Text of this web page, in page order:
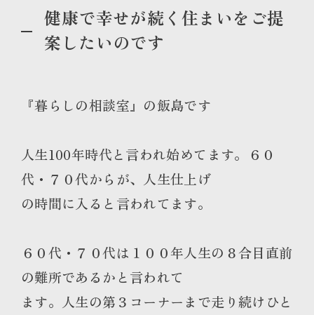
健康で幸せが続く住まいをご提
案したいのです
『暮らしの相談室』の飯島です
人生100年時代と言われ始めてます。６０
代・７０代からが、人生仕上げ
の時間に入ると言われてます。
６０代・７０代は１００年人生の８合目直前
の難所であるかと言われて
ます。人生の第３コーナーまで走り続けひと